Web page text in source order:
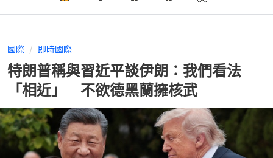
國際 即時國際
特朗普稱與習近平談伊朗：我們看法
「相近」 不欲德黑蘭擁核武